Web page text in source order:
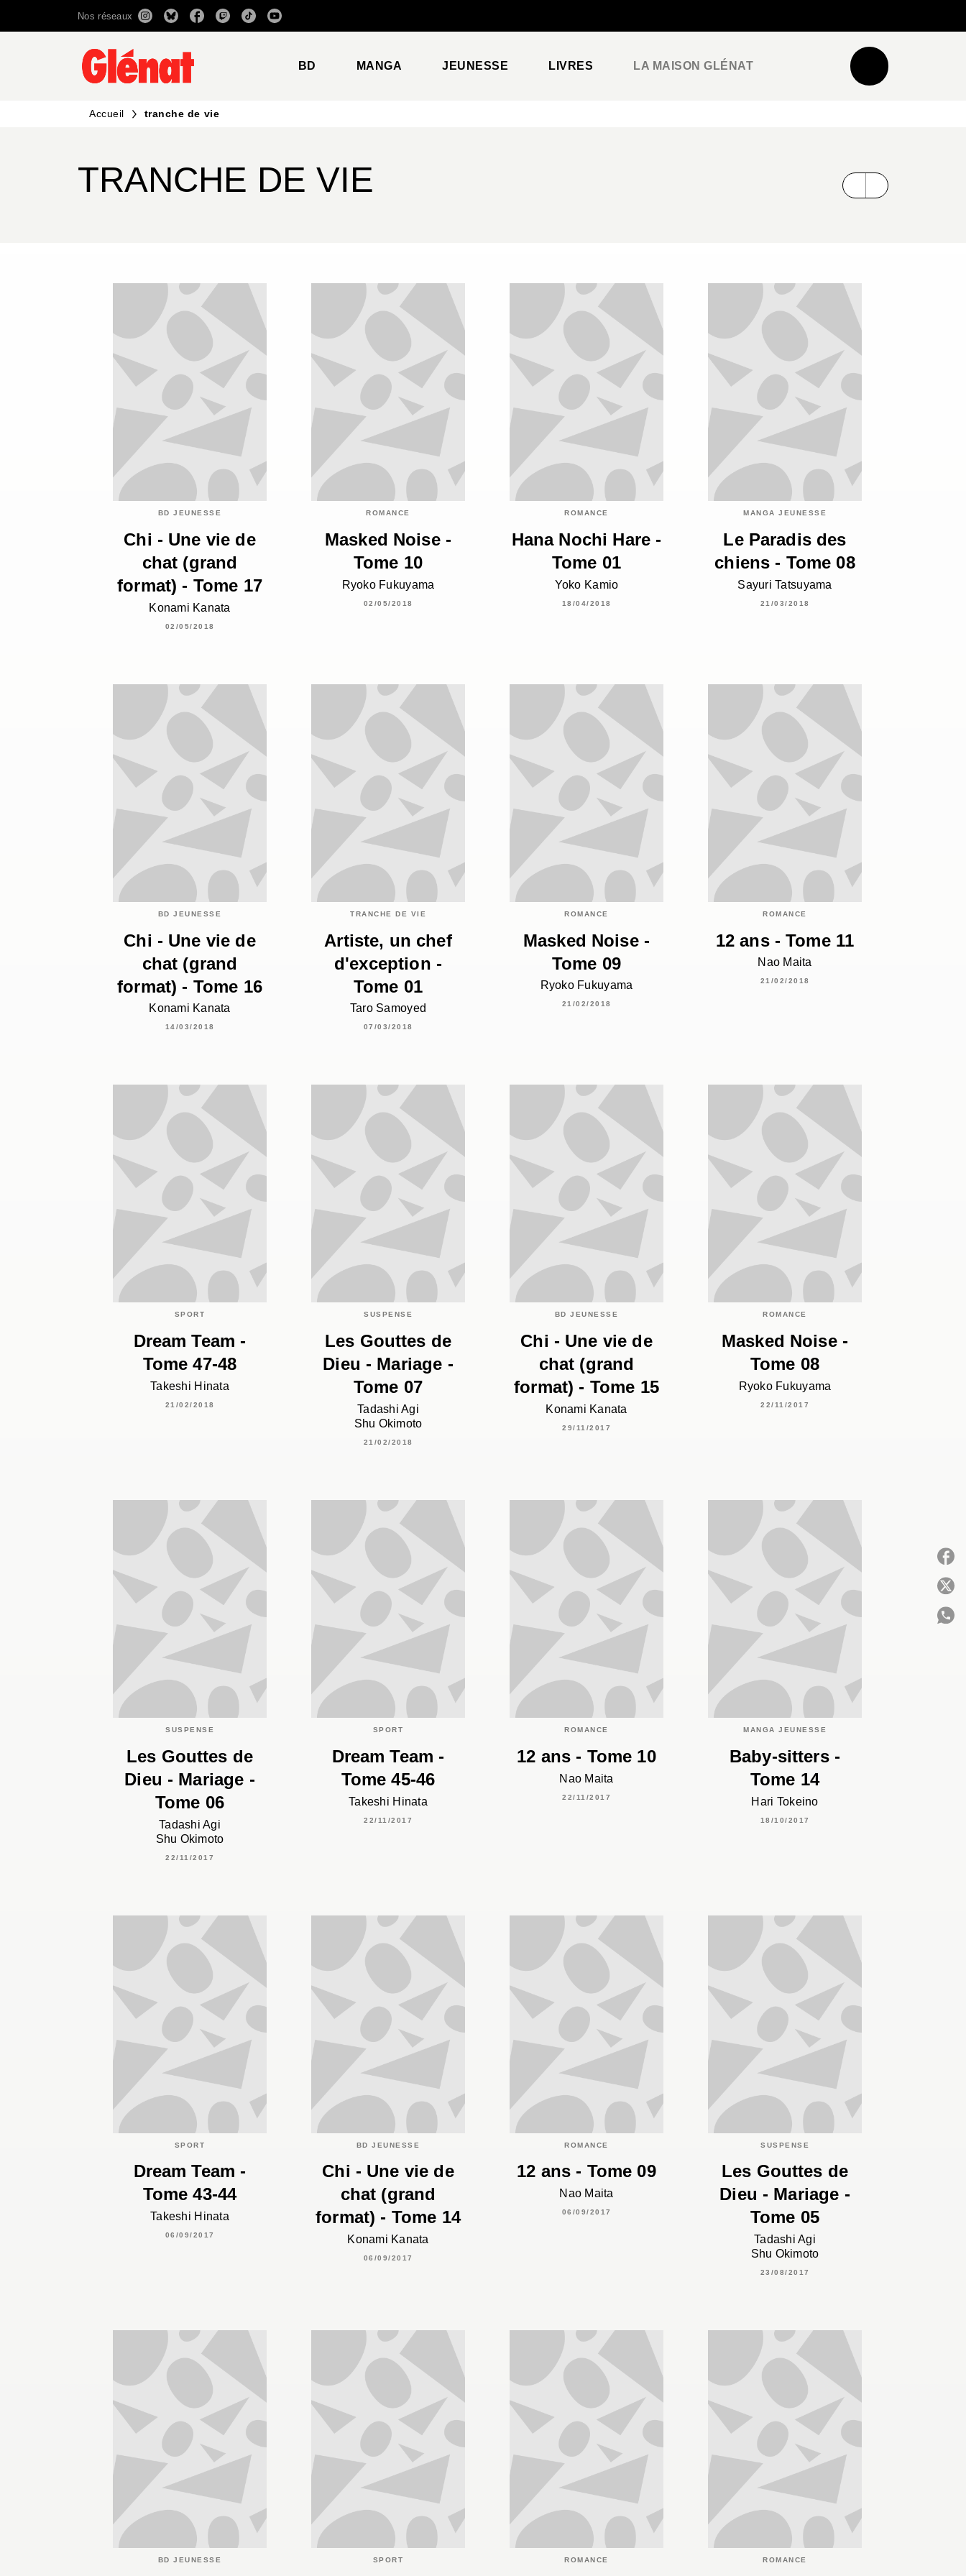
RECHERCHE CONTENU
Nos réseaux
BD MANGA JEUNESSE LIVRES LA MAISON GLÉNAT
Accueil tranche de vie
TRANCHE DE VIE
BD JEUNESSE
Chi - Une vie de
chat (grand
format) - Tome 17
Konami Kanata
02/05/2018
ROMANCE
Masked Noise -
Tome 10
Ryoko Fukuyama
02/05/2018
ROMANCE
Hana Nochi Hare -
Tome 01
Yoko Kamio
18/04/2018
MANGA JEUNESSE
Le Paradis des
chiens - Tome 08
Sayuri Tatsuyama
21/03/2018
BD JEUNESSE
Chi - Une vie de
chat (grand
format) - Tome 16
Konami Kanata
14/03/2018
TRANCHE DE VIE
Artiste, un chef
d'exception -
Tome 01
Taro Samoyed
07/03/2018
ROMANCE
Masked Noise -
Tome 09
Ryoko Fukuyama
21/02/2018
ROMANCE
12 ans - Tome 11
Nao Maita
21/02/2018
SPORT
Dream Team -
Tome 47-48
Takeshi Hinata
21/02/2018
SUSPENSE
Les Gouttes de
Dieu - Mariage -
Tome 07
Tadashi Agi
Shu Okimoto
21/02/2018
BD JEUNESSE
Chi - Une vie de
chat (grand
format) - Tome 15
Konami Kanata
29/11/2017
ROMANCE
Masked Noise -
Tome 08
Ryoko Fukuyama
22/11/2017
SUSPENSE
Les Gouttes de
Dieu - Mariage -
Tome 06
Tadashi Agi
Shu Okimoto
22/11/2017
SPORT
Dream Team -
Tome 45-46
Takeshi Hinata
22/11/2017
ROMANCE
12 ans - Tome 10
Nao Maita
22/11/2017
MANGA JEUNESSE
Baby-sitters -
Tome 14
Hari Tokeino
18/10/2017
SPORT
Dream Team -
Tome 43-44
Takeshi Hinata
06/09/2017
BD JEUNESSE
Chi - Une vie de
chat (grand
format) - Tome 14
Konami Kanata
06/09/2017
ROMANCE
12 ans - Tome 09
Nao Maita
06/09/2017
SUSPENSE
Les Gouttes de
Dieu - Mariage -
Tome 05
Tadashi Agi
Shu Okimoto
23/08/2017
BD JEUNESSE SPORT ROMANCE ROMANCE